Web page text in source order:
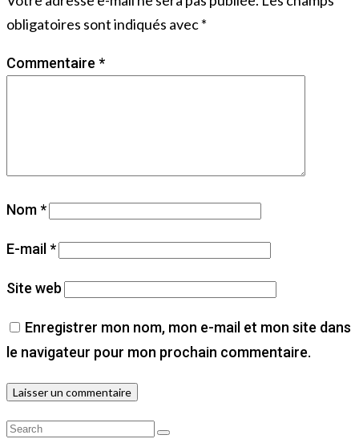
obligatoires sont indiqués avec*
Commentaire *
Nom*
E-mail *
Site web
Enregistrer mon nom, mon e-mail et mon site dans
le navigateur pour mon prochain commentaire.
Search
Search